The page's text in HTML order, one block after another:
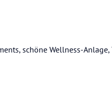
schöne Wellness-Anlage,